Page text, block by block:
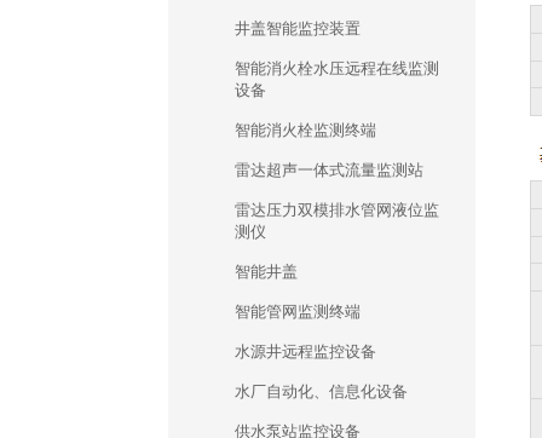
井盖智能监控装置
智能消火栓水压远程在线监测
设备
智能消火栓监测终端
雷达超声一体式流量监测站
雷达压力双模排水管网液位监
测仪
智能井盖
智能管网监测终端
水源井远程监控设备
水厂自动化、信息化设备
供水泵站监控设备